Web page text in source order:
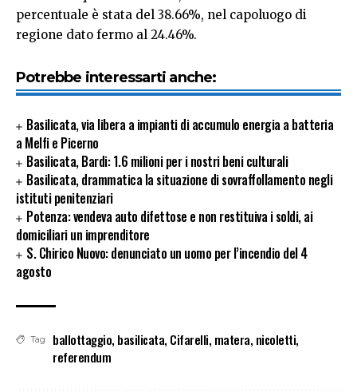
percentuale è stata del 38.66%, nel capoluogo di
regione dato fermo al 24.46%.
Potrebbe interessarti anche:
Basilicata, via libera a impianti di accumulo energia a batteria
a Melfi e Picerno
Basilicata, Bardi: 1.6 milioni per i nostri beni culturali
Basilicata, drammatica la situazione di sovraffollamento negli
istituti penitenziari
Potenza: vendeva auto difettose e non restituiva i soldi, ai
domiciliari un imprenditore
S. Chirico Nuovo: denunciato un uomo per l’incendio del 4
agosto
Tag ballottaggio, basilicata, Cifarelli, matera, nicoletti,
referendum